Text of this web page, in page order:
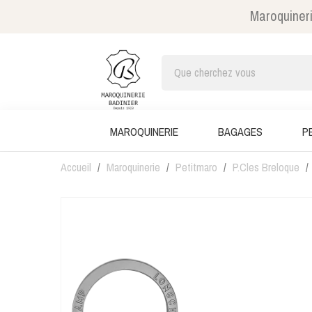
MAROQUINERIE BAGAGES
Accueil Maroquinerie Petitmaro P.Cles Breloque